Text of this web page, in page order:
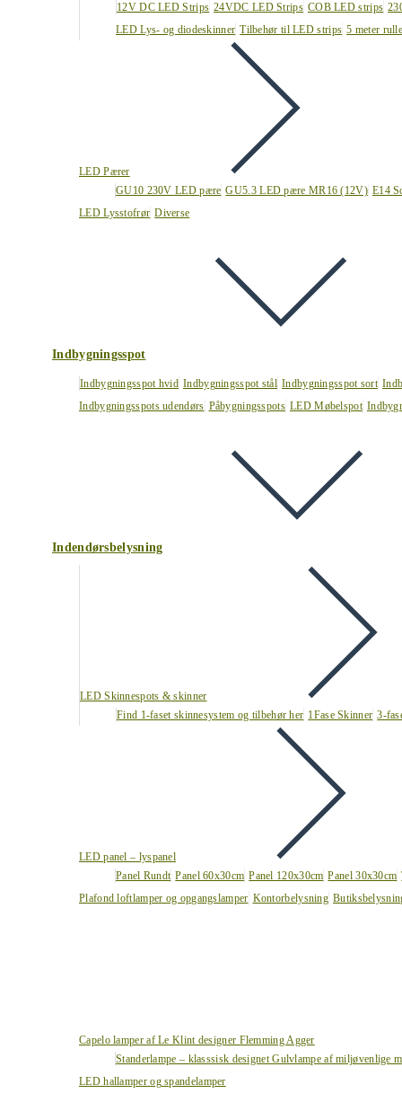
12V DC LED Strips 24VDC LED Strips COB LED strips
LED Lys- og diodeskinner Tilbehør til LED strips 5 meter
LED Pærer
GU10 230V LED pære GU5.3 LED pære MR16 (12V) E14
LED Lysstofrør Diverse
Indbygningsspot
Indbygningsspot hvid Indbygningsspot stål Indbygningsspot sort
Indbygningsspots udendørs Påbygningsspots LED Møbelspot
Indendørsbelysning
LED Skinnespots & skinner
Find 1-faset skinnesystem og tilbehør her 1Fase Skinner 3-
LED panel – lyspanel
Panel Rundt Panel 60x30cm Panel 120x30cm Panel 30x30cm
Plafond loftlamper og opgangslamper Kontorbelysning
Capelo lamper af Le Klint designer Flemming Agger
Standerlampe – klasssisk designet Gulvlampe af miljøvenlige
LED hallamper og spandelamper